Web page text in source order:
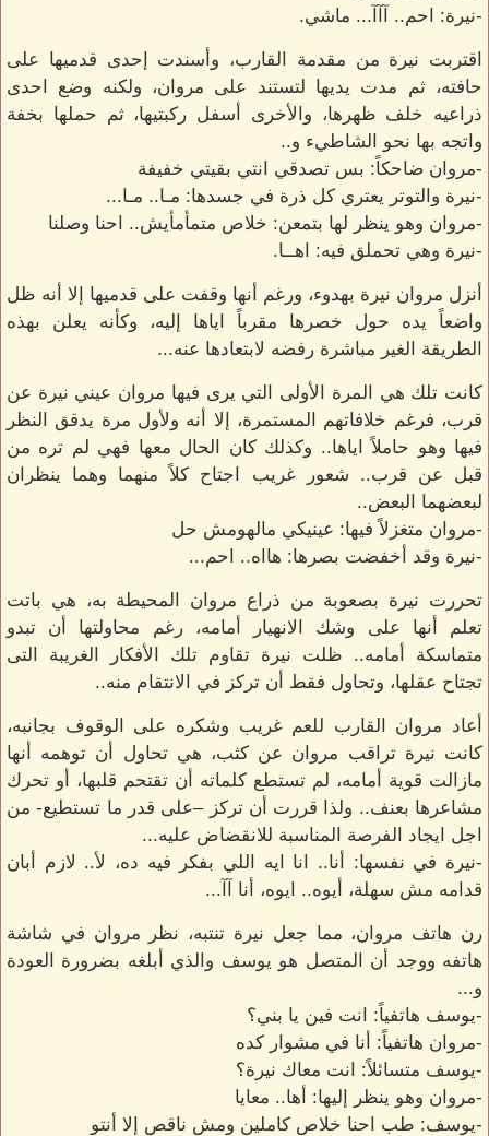
-نيرة: احم.. آآآ... ماشي.
اقتربت نيرة من مقدمة القارب، وأسندت إحدى قدميها على
حافته، ثم مدت يديها لتستند على مروان، ولكنه وضع احدى
ذراعيه خلف ظهرها، والأخرى أسفل ركبتيها، ثم حملها بخفة
واتجه بها نحو الشاطيء و..
-مروان ضاحكاً: بس تصدقي انتي بقيتي خفيفة
-نيرة والتوتر يعتري كل ذرة في جسدها: مـا.. مـا...
-مروان وهو ينظر لها بتمعن: خلاص متمأمأيش.. احنا وصلنا
-نيرة وهي تحملق فيه: اهــا.
أنزل مروان نيرة بهدوء، ورغم أنها وقفت على قدميها إلا أنه ظل
واضعاً يده حول خصرها مقرباً اياها إليه، وكأنه يعلن بهذه
الطريقة الغير مباشرة رفضه لابتعادها عنه...
كانت تلك هي المرة الأولى التي يرى فيها مروان عيني نيرة عن
قرب، فرغم خلافاتهم المستمرة، إلا أنه ولأول مرة يدقق النظر
فيها وهو حاملاً اياها.. وكذلك كان الحال معها فهي لم تره من
قبل عن قرب.. شعور غريب اجتاح كلاً منهما وهما ينظران
لبعضهما البعض..
-مروان متغزلاً فيها: عينيكي مالهومش حل
-نيرة وقد أخفضت بصرها: هااه.. احم...
تحررت نيرة بصعوبة من ذراع مروان المحيطة به، هي باتت
تعلم أنها على وشك الانهيار أمامه، رغم محاولتها أن تبدو
متماسكة أمامه.. ظلت نيرة تقاوم تلك الأفكار الغريبة التى
تجتاح عقلها، وتحاول فقط أن تركز في الانتقام منه..
أعاد مروان القارب للعم غريب وشكره على الوقوف بجانبه،
كانت نيرة تراقب مروان عن كثب، هي تحاول أن توهمه أنها
مازالت قوية أمامه، لم تستطع كلماته أن تقتحم قلبها، أو تحرك
مشاعرها بعنف.. ولذا قررت أن تركز –على قدر ما تستطيع- من
اجل ايجاد الفرصة المناسبة للانقضاض عليه...
-نيرة في نفسها: أنا.. انا ايه اللي بفكر فيه ده، لأ.. لازم أبان
قدامه مش سهلة، أيوه.. ايوه، أنا آآ...
رن هاتف مروان، مما جعل نيرة تنتبه، نظر مروان في شاشة
هاتفه ووجد أن المتصل هو يوسف والذي أبلغه بضرورة العودة
و...
-يوسف هاتفياً: انت فين يا بني؟
-مروان هاتفياً: أنا في مشوار كده
-يوسف متسائلاً: انت معاك نيرة؟
-مروان وهو ينظر إليها: أها.. معايا
-يوسف: طب احنا خلاص كاملين ومش ناقص إلا أنتو